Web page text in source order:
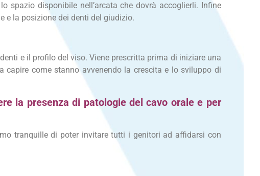
spazio disponibile nell’arcata che dovrà accoglierli. Infine
e la posizione dei denti del giudizio.
e il profilo del viso. Viene prescritta prima di iniziare una
capire come stanno avvenendo la crescita e lo sviluppo di
la presenza di patologie del cavo orale e per
tranquille di poter invitare tutti i genitori ad affidarsi con